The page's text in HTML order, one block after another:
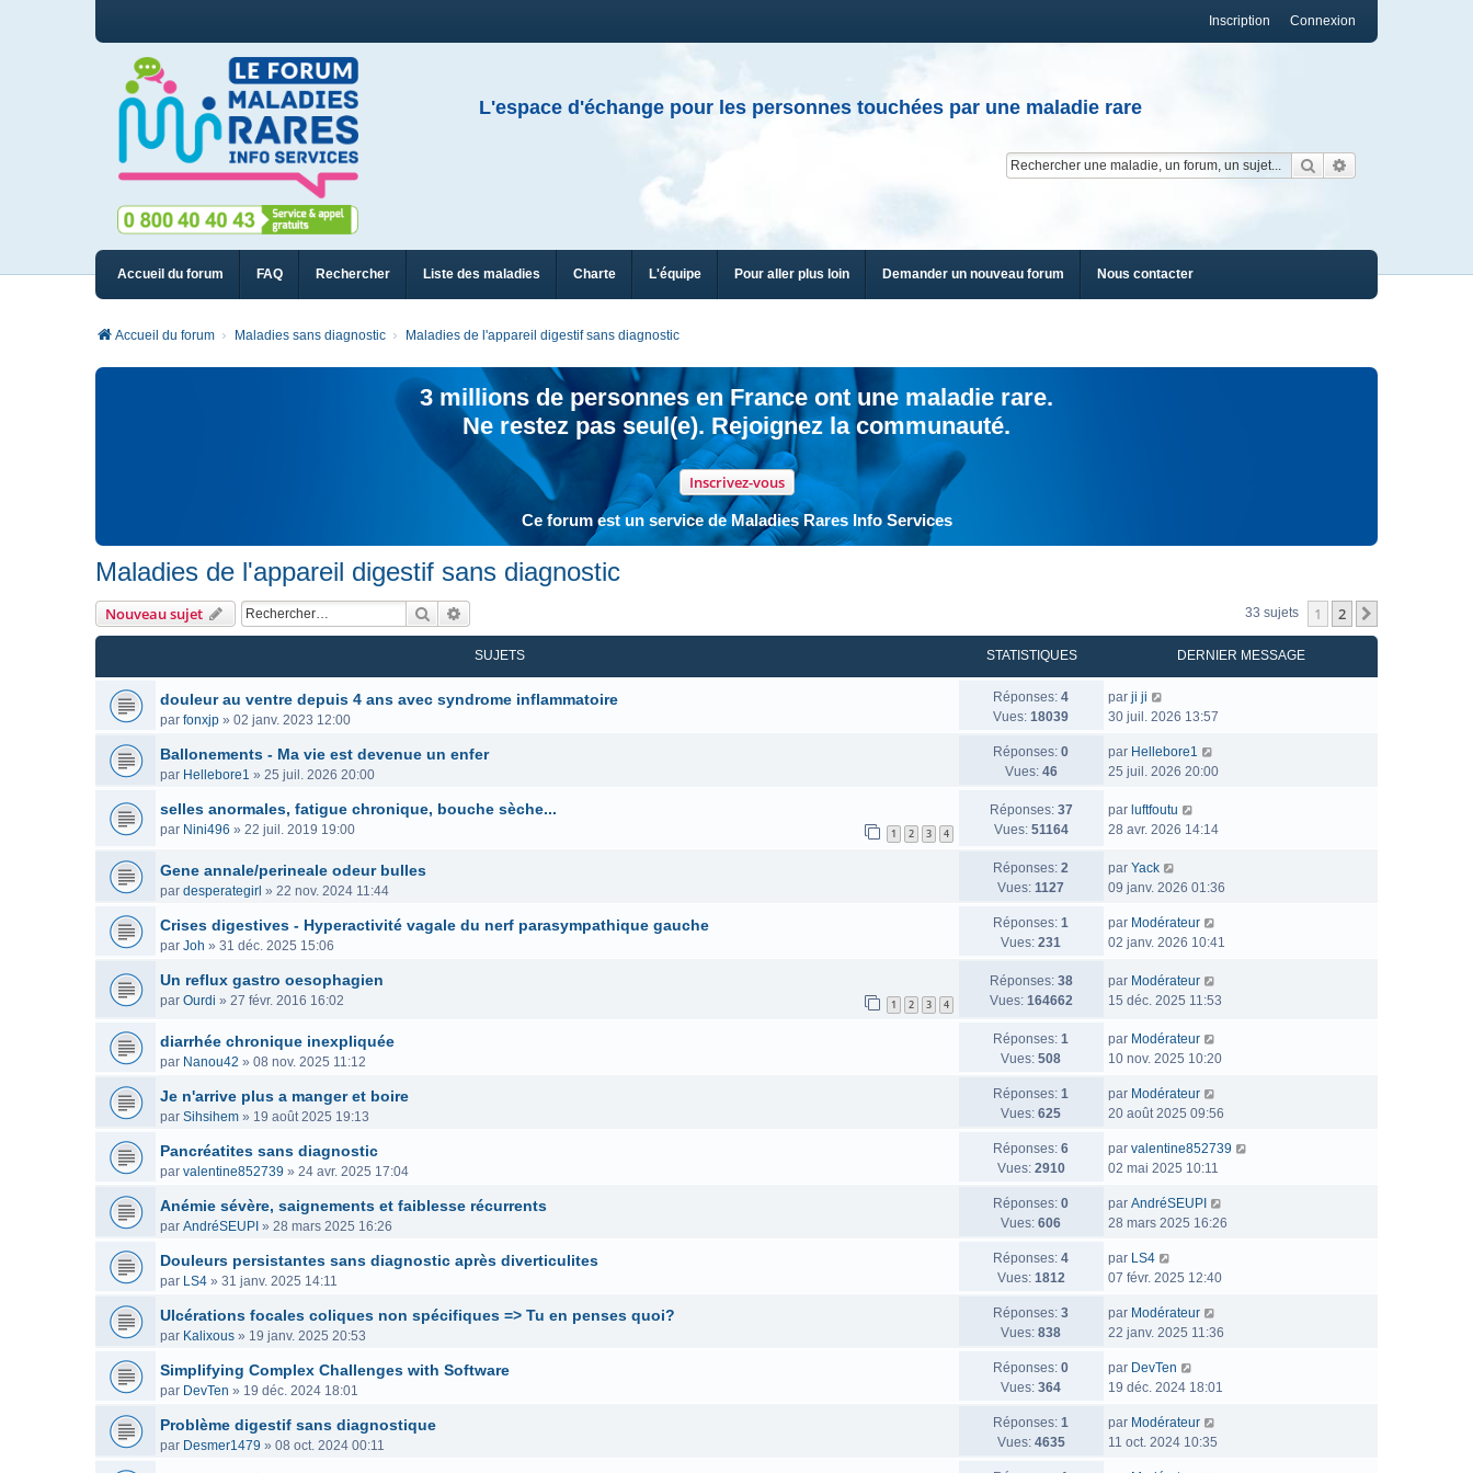
Connexion
Inscription
L'espace d'échange pour les personnes touchées par une maladie rare
Rechercher
Accueil du forum FAQ Rechercher Liste des maladies Charte L'équipe Pour aller plus loin Demander un nouveau forum Nous contacter
Accueil du forum Maladies sans diagnostic Maladies de l'appareil digestif sans diagnostic
3 millions de personnes en France ont une maladie rare.
Ne restez pas seul(e). Rejoignez la communauté.
Inscrivez-vous
Ce forum est un service de Maladies Rares Info Services
Maladies de l'appareil digestif sans diagnostic
Nouveau sujet Rechercher 33 sujets 1 2
SUJETS STATISTIQUES DERNIER MESSAGE
douleur au ventre depuis 4 ans avec syndrome inflammatoire
par fonxjp » 02 janv. 2023 12:00
Réponses: 4
Vues: 18039
par ji ji
30 juil. 2026 13:57
Ballonements - Ma vie est devenue un enfer
par Hellebore1 » 25 juil. 2026 20:00
Réponses: 0
Vues: 46
par Hellebore1
25 juil. 2026 20:00
selles anormales, fatigue chronique, bouche sèche...
par Nini496 » 22 juil. 2019 19:00 1 2 3 4
Réponses: 37
Vues: 51164
par luftfoutu
28 avr. 2026 14:14
Gene annale/perineale odeur bulles
par desperategirl » 22 nov. 2024 11:44
Réponses: 2
Vues: 1127
par Yack
09 janv. 2026 01:36
Crises digestives - Hyperactivité vagale du nerf parasympathique gauche
par Joh » 31 déc. 2025 15:06
Réponses: 1
Vues: 231
par Modérateur
02 janv. 2026 10:41
Un reflux gastro oesophagien
par Ourdi » 27 févr. 2016 16:02 1 2 3 4
Réponses: 38
Vues: 164662
par Modérateur
15 déc. 2025 11:53
diarrhée chronique inexpliquée
par Nanou42 » 08 nov. 2025 11:12
Réponses: 1
Vues: 508
par Modérateur
10 nov. 2025 10:20
Je n'arrive plus a manger et boire
par Sihsihem » 19 août 2025 19:13
Réponses: 1
Vues: 625
par Modérateur
20 août 2025 09:56
Pancréatites sans diagnostic
par valentine852739 » 24 avr. 2025 17:04
Réponses: 6
Vues: 2910
par valentine852739
02 mai 2025 10:11
Anémie sévère, saignements et faiblesse récurrents
par AndréSEUPI » 28 mars 2025 16:26
Réponses: 0
Vues: 606
par AndréSEUPI
28 mars 2025 16:26
Douleurs persistantes sans diagnostic après diverticulites
par LS4 » 31 janv. 2025 14:11
Réponses: 4
Vues: 1812
par LS4
07 févr. 2025 12:40
Ulcérations focales coliques non spécifiques => Tu en penses quoi?
par Kalixous » 19 janv. 2025 20:53
Réponses: 3
Vues: 838
par Modérateur
22 janv. 2025 11:36
Simplifying Complex Challenges with Software
par DevTen » 19 déc. 2024 18:01
Réponses: 0
Vues: 364
par DevTen
19 déc. 2024 18:01
Problème digestif sans diagnostique
par Desmer1479 » 08 oct. 2024 00:11
Réponses: 1
Vues: 4635
par Modérateur
11 oct. 2024 10:35